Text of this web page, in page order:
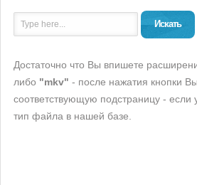
Искать
Достаточно что Вы впишете
либо "mkv" - после нажатия кнопки
соответствующую подстраницу - если
тип файла в нашей базе.